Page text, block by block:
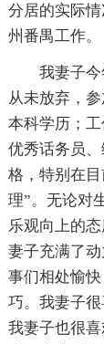
分居的实际
州番禺工作。
我妻子
从未放弃，
本科学历；
优秀话务员
格，特别在
理”。无论对
乐观向上的
妻子充满了
事们相处愉
巧。我妻子
我妻子也很